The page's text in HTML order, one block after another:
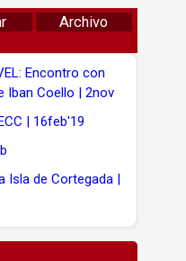
Archivo
Encontro con
Iban Coello | 2nov
| 16feb'19
Isla de Cortegada |